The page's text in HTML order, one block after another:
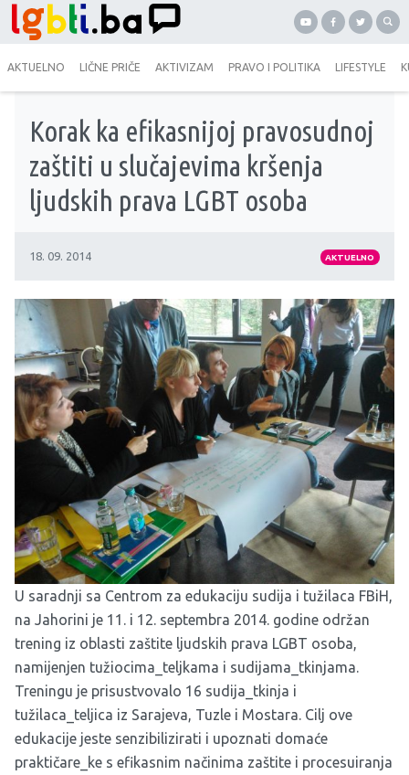
AKTUELNO LIČNE PRIČE AKTIVIZAM PRAVO I POLITIKA LIFESTYLE
Korak ka efikasnijoj pravosudnoj
zaštiti u slučajevima kršenja
ljudskih prava LGBT osoba
18. 09. 2014 AKTUELNO
U saradnji sa Centrom za edukaciju sudija i tužilaca FBiH,
na Jahorini je 11. i 12. septembra 2014. godine održan
trening iz oblasti zaštite ljudskih prava LGBT osoba,
namijenjen tužiocima_teljkama i sudijama_tkinjama.
Treningu je prisustvovalo 16 sudija_tkinja i
tužilaca_teljica iz Sarajeva, Tuzle i Mostara. Cilj ove
edukacije jeste senzibilizirati i upoznati domaće
praktičare_ke s efikasnim načinima zaštite i procesuiranja